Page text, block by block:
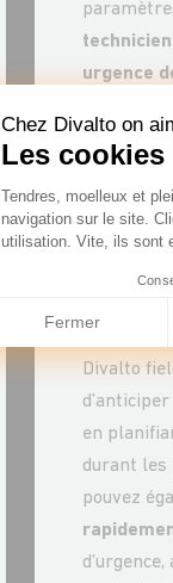
urgence
Cette
précieuse
Divalto
en
durant les
pouvez
Chez Divalto on
Les cookies
Plateforme
Tendres, moelleux et
navigation sur le site.
utilisation. Vite, ils sont
Fermer